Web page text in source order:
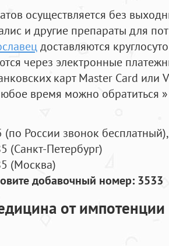
осуществляется без
и другие препараты для
доставляются
через электронные
карт Master Card или
время можно обратиться
(по России звонок бесплатный),
(Санкт-Петербург)
(Москва)
добавочный номер: 3533
от импотенции